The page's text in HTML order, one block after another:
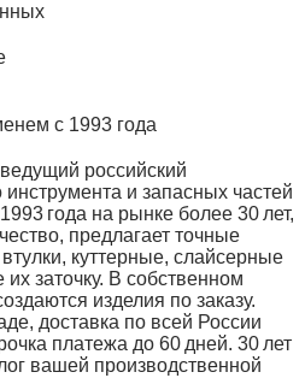
с 1993 года
российский
и запасных частей
года на рынке более 30 лет,
предлагает точные
куттерные, слайсерные
заточку. В собственном
изделия по заказу.
доставка по всей России
платежа до 60 дней. 30 лет
вашей производственной